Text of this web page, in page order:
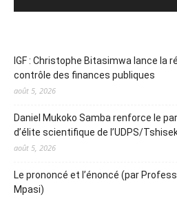
IGF : Christophe Bitasimwa lance la
contrôle des finances publiques
août 5, 2026
Daniel Mukoko Samba renforce le
d’élite scientifique de l’UDPS/
août 5, 2026
Le prononcé et l’énoncé (par
Mpasi)